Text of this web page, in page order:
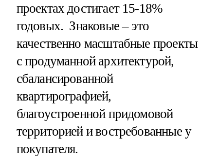
проектах достигает 15-18%
годовых. Знаковые – это
качественно масштабные проекты
с продуманной архитектурой,
сбалансированной
квартирографией,
благоустроенной придомовой
территорией и востребованные у
покупателя.